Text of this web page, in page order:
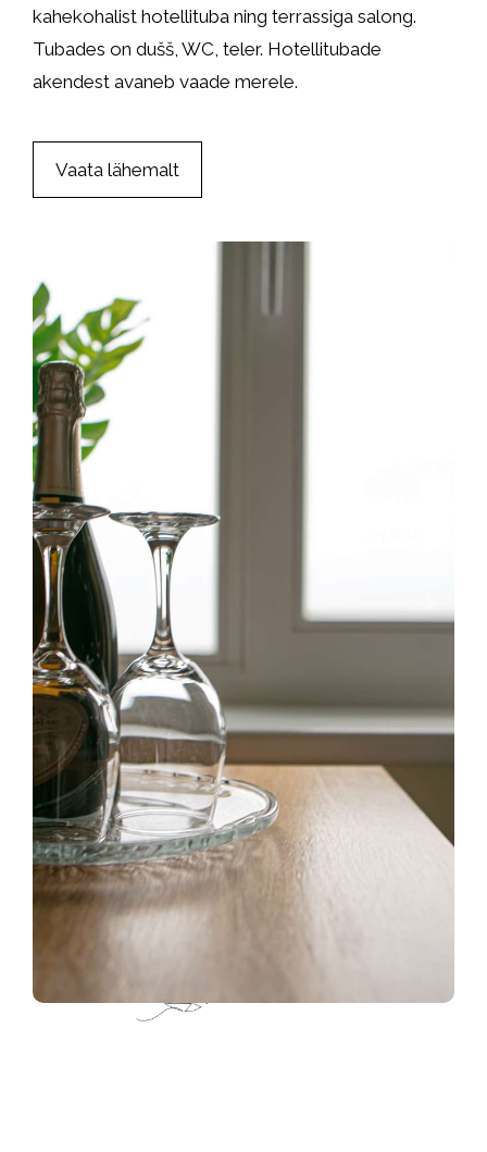
kahekohalist hotellituba ning terrassiga salong.
Tubades on dušš, WC, teler. Hotellitubade
akendest avaneb vaade merele.
Vaata lähemalt